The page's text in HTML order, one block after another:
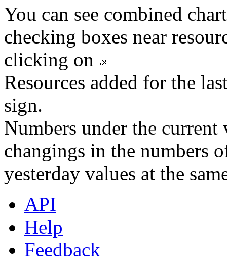
You can see combined
checking boxes near
clicking on
Resources added for the
sign.
Numbers under the
changings in the numbers
yesterday values at the
API
Help
Feedback